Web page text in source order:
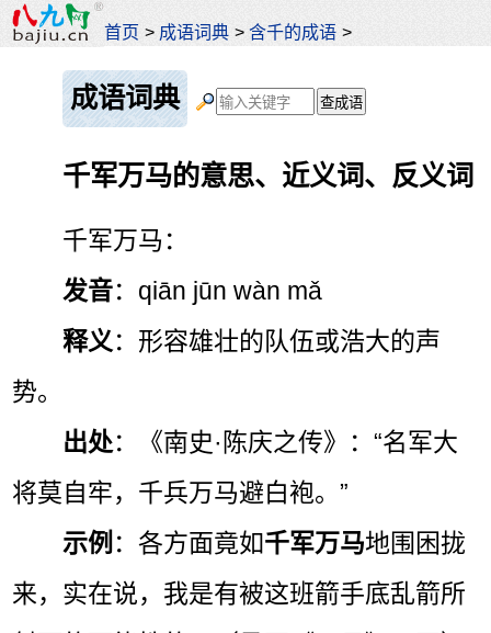
首页 > 成语词典 >含千的成语 >
成语词典
千军万马的意思、近义词、反义词
千军万马：
发音：qiān jūn wàn mǎ
释义 ：形容雄壮的队伍或浩大的声
势。
出处：《南史·陈庆之传》：“名军大
将莫自牢，千兵万马避白袍。”
示例 ：各方面竟如千军万马地围困拢
来，实在说，我是有被这班箭手底乱箭所